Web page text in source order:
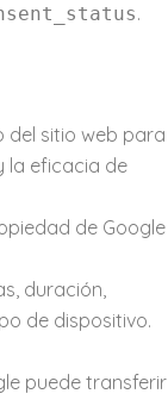
.
del sitio web para
la eficacia de
de Google
duración,
de dispositivo.
puede transferir